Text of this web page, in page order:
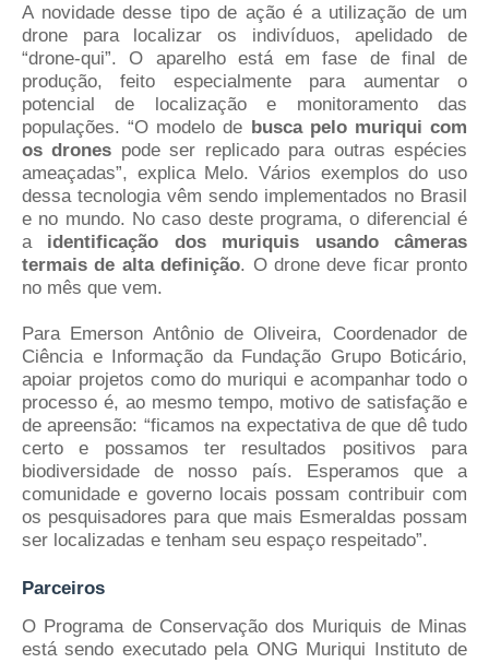
A novidade desse tipo de ação é a utilização de um
drone para localizar os indivíduos, apelidado de
“drone-qui”. O aparelho está em fase de final de
produção, feito especialmente para aumentar o
potencial de localização e monitoramento das
populações. “O modelo de busca pelo muriqui com
os drones pode ser replicado para outras espécies
ameaçadas”, explica Melo. Vários exemplos do uso
dessa tecnologia vêm sendo implementados no Brasil
e no mundo. No caso deste programa, o diferencial é
a identificação dos muriquis usando câmeras
termais de alta definição. O drone deve ficar pronto
no mês que vem.
Para Emerson Antônio de Oliveira, Coordenador de
Ciência e Informação da Fundação Grupo Boticário,
apoiar projetos como do muriqui e acompanhar todo o
processo é, ao mesmo tempo, motivo de satisfação e
de apreensão: “ficamos na expectativa de que dê tudo
certo e possamos ter resultados positivos para
biodiversidade de nosso país. Esperamos que a
comunidade e governo locais possam contribuir com
os pesquisadores para que mais Esmeraldas possam
ser localizadas e tenham seu espaço respeitado”.
Parceiros
O Programa de Conservação dos Muriquis de Minas
está sendo executado pela ONG Muriqui Instituto de